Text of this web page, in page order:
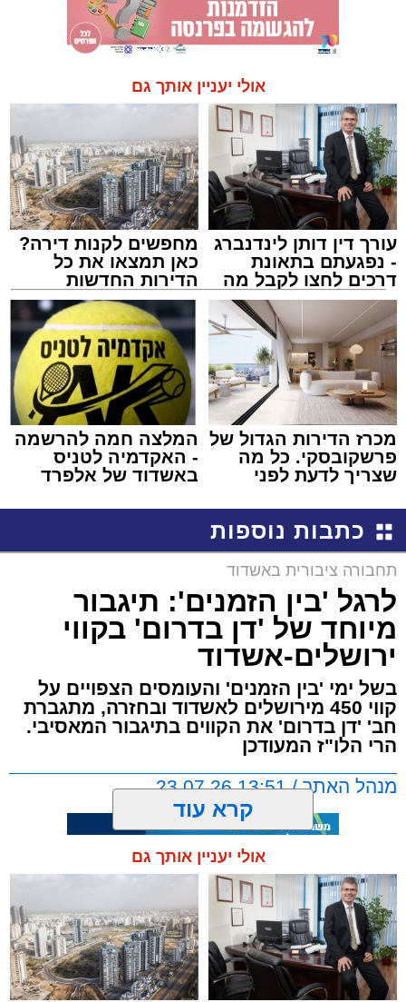
אולי יעניין אותך גם
עורך דין דותן לינדנברג
- נפגעתם בתאונת
דרכים לחצו לקבל מה
שמגיע לכם
מחפשים לקנות דירה?
כאן תמצאו את כל
הדירות החדשות
למכירה באשדוד >>>
מכרז הדירות הגדול של
פרשקובסקי. כל מה
שצריך לדעת לפני
באשדוד
המלצה חמה להרשמה
- האקדמיה לטניס
באשדוד של אלפרד
כתבות נוספות
תחבורה ציבורית באשדוד
לרגל 'בין הזמנים': תיגבור
מיוחד של 'דן בדרום' בקווי
ירושלים-אשדוד
בשל ימי 'בין הזמנים' והעומסים הצפויים על
קווי 450 מירושלים לאשדוד ובחזרה, מתגברת
חב' 'דן בדרום' את הקווים בתיגבור המאסיבי.
הרי הלו"ז המעודכן
מנהל האתר / 13:51 23.07.26
תגים:בין הזמנים, דן בדרום, תיגבור קווי ירושלים
קרא עוד
אולי יעניין אותך גם